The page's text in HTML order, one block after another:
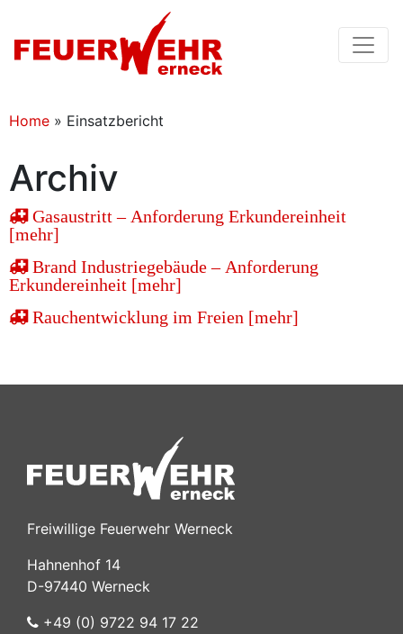
Home » Einsatzbericht
Archiv
Gasaustritt – Anforderung Erkundereinheit
[mehr]
Brand Industriegebäude – Anforderung
Erkundereinheit [mehr]
Rauchentwicklung im Freien [mehr]
Freiwillige Feuerwehr Werneck
Hahnenhof 14
D-97440 Werneck
+49 (0) 9722 94 17 22